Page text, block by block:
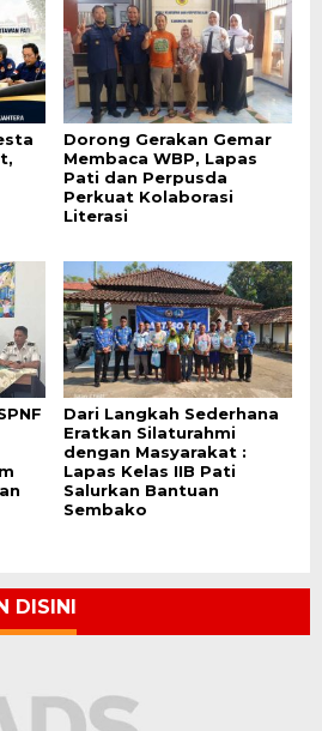
Dorong Gerakan Gemar
Membaca WBP, Lapas
Pati dan Perpusda
Perkuat Kolaborasi
Literasi
Dari Langkah Sederhana
Eratkan Silaturahmi
dengan Masyarakat :
Lapas Kelas IIB Pati
Salurkan Bantuan
Sembako
DISINI